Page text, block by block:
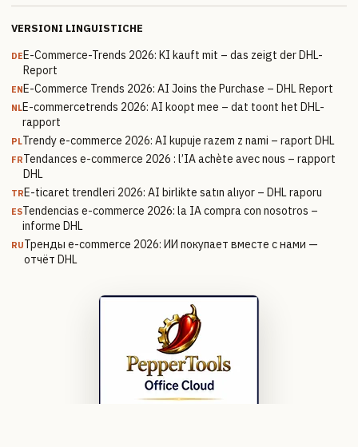
VERSIONI LINGUISTICHE
DEE-Commerce-Trends 2026: KI kauft mit – das zeigt der DHL-
Report
ENE-Commerce Trends 2026: AI Joins the Purchase – DHL Report
NLE-commercetrends 2026: AI koopt mee – dat toont het DHL-
rapport
PLTrendy e-commerce 2026: AI kupuje razem z nami – raport DHL
FRTendances e-commerce 2026 : l’IA achète avec nous – rapport
DHL
TRE-ticaret trendleri 2026: AI birlikte satın alıyor – DHL raporu
ESTendencias e-commerce 2026: la IA compra con nosotros –
informe DHL
RUТренды e-commerce 2026: ИИ покупает вместе с нами —
отчёт DHL